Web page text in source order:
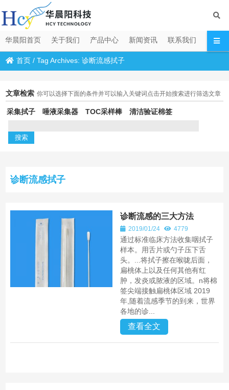
华晨阳首页 关于我们 产品中心 新闻资讯 联系我们
首页 /Tag Archives: 诊断流感拭子
文章检索 你可以选择下面的条件并可以输入关键词点击开始搜索进行筛选文章
采集拭子 唾液采集器 TOC采样棒 清洁验证棉签
诊断流感拭子
诊断流感的三大方法
2019/01/24 4779
通过标准临床方法收集咽拭子
样本。用舌片或勺子压下舌
头。...将拭子擦在喉咙后面，
扁桃体上以及任何其他有红
肿，发炎或脓液的区域。n将棉
签尖端接触扁桃体区域 2019
年,随着流感季节的到来，世界
各地的诊...
查看全文